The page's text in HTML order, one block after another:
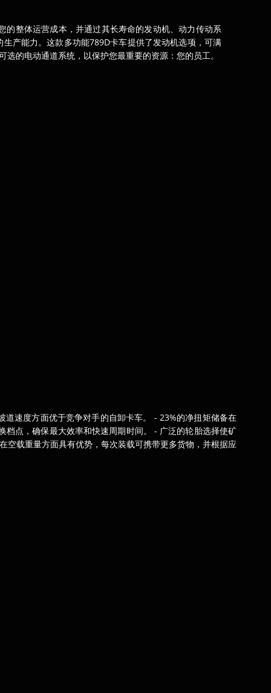
整体运营成本，并通过其长寿命的发动机、动力传动系
产能力。这款多功能789D卡车提供了发动机选项，可满
的电动通道系统，以保护您最重要的资源：您的员工。
速度方面优于竞争对手的自卸卡车。 - 23%的净扭矩储备在
点，确保最大效率和快速周期时间。 - 广泛的轮胎选择使矿
空载重量方面具有优势，每次装载可携带更多货物，并根据应